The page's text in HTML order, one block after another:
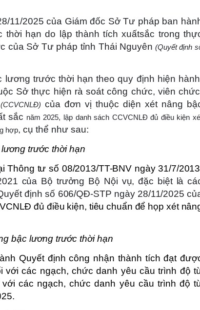
11/2025 của Giám đốc Sở Tư pháp ban
hạn do lập thành tích xuấtsắc trong
của Sở Tư pháp tỉnh Thái Nguyên (Quyết định
trước thời hạn theo quy định hiện
Sở thực hiện rà soát công chức, viên
(CCVCNLĐ) của đơn vị thuộc diện xét nâng
sắc năm 2025, lập danh sách CCVCNLĐ đủ điều kiện
hợp, cụ thể như sau:
trước thời hạn
Thông tư số 08/2013/TT-BNV ngày 31/7/
của Bộ trưởng Bộ Nội vụ, đặc biệt là
định số 606/QĐ-STP ngày 28/11/2025
đủ điều kiện, tiêu chuẩn để họp xét
bậc lương trước thời hạn
Quyết định công nhận thành tích đạt
với các ngạch, chức danh yêu cầu trình độ
các ngạch, chức danh yêu cầu trình độ